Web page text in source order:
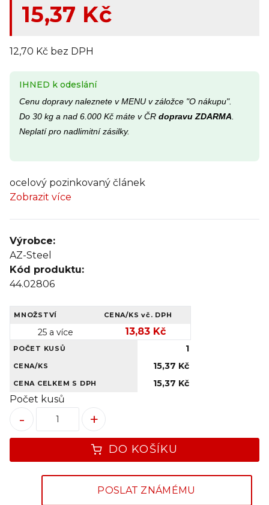
15,37 Kč
12,70 Kč bez DPH
IHNED k odeslání
Cenu dopravy naleznete v MENU v záložce "O nákupu".
Do 30 kg a nad 6.000 Kč máte v ČR dopravu ZDARMA
Neplatí pro nadlimitní zásilky.
ocelový pozinkovaný článek
Zobrazit více
Výrobce:
AZ-Steel
Kód produktu:
44.02806
MNOŽSTVÍ CENA/KSvč. DPH
25 a více 13,83 Kč
POČET KUSŮ 1
CENA/KS 15,37 Kč
CENA CELKEM S DPH 15,37 Kč
Počet kusů
+
-
DO KOŠÍKU
POSLAT ZNÁMÉMU